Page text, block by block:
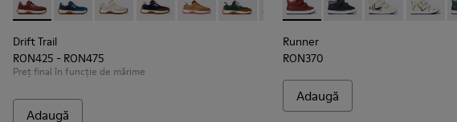
Drift Trail - K800548-031 - Pantofi sport bordo din material textil și nubuc
Drift Trail - K800548-032
Drift Trail - K800548-029
Drift Trail - K800548-028
Drift Trail - K800548-027
Drift Trail - K800548-025
Drift Trail - K800548-021
Drift Trail - K800548-020
Drift Trail -Drift Trail -
Drift
Drift Trail
RON425 - RON475
Preț final în funcție de mărime
Adaugă
Runner - K900337-002 -
Runner - K900337-005
Runner -Runner
Runner
RON370
Adaugă